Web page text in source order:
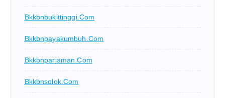
Bkkbnbukittinggi.com
Bkkbnpayakumbuh.com
Bkkbnpariaman.com
Bkkbnsolok.com